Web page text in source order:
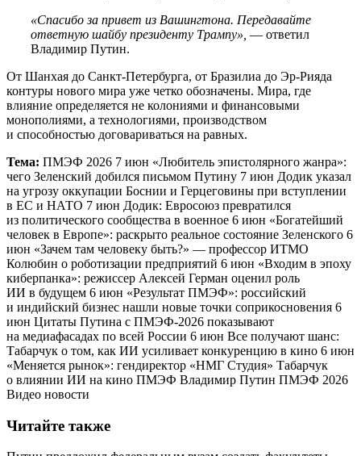
«Спасибо за привет из Вашингтона. Передавайте
ответную шайбу президенту Трампу», — ответил
Владимир Путин.
От Шанхая до Санкт-Петербурга, от Бразилиа до Эр-Рияда
контуры нового мира уже четко обозначены. Мира, где
влияние определяется не колониями и финансовыми
монополиями, а технологиями, производством
и способностью договариваться на равных.
Тема: ПМЭФ 2026 7 июн «Любитель эпистолярного жанра»:
чего Зеленский добился письмом Путину 7 июн Додик указал
на угрозу оккупации Боснии и Герцеговины при вступлении
в ЕС и НАТО 7 июн Додик: Евросоюз превратился
из политического сообщества в военное 6 июн «Богатейший
человек в Европе»: раскрыто реальное состояние Зеленского 6
июн «Зачем там человеку быть?» — профессор ИТМО
Колюбин о роботизации предприятий 6 июн «Входим в эпоху
киберпанка»: режиссер Алексей Герман оценил роль
ИИ в будущем 6 июн «Результат ПМЭФ»: российский
и индийский бизнес нашли новые точки соприкосновения 6
июн Цитаты Путина с ПМЭФ-2026 показывают
на медиафасадах по всей России 6 июн Все получают шанс:
Табарчук о том, как ИИ усиливает конкуренцию в кино 6 июн
«Меняется рынок»: гендиректор «НМГ Студия» Табарчук
о влиянии ИИ на кино ПМЭФ Владимир Путин ПМЭФ 2026
Видео новости
Читайте также